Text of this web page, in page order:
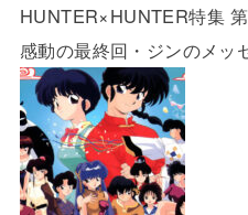
HUNTER×HUNTER特集
感動の最終回・ジンのメッ